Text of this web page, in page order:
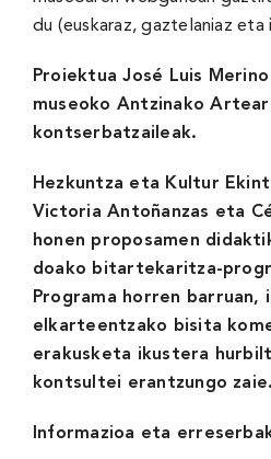
du (euskaraz, gaztelaniaz eta
Proiektua José Luis
museoko Antzinako
kontserbatzaileak.
Hezkuntza eta Kultur
Victoria Antoñanzas eta
honen proposamen
doako bitartekaritza-
Programa horren
elkarteentzako bisita
erakusketa ikustera
kontsultei erantzungo zaie.
Informazioa eta